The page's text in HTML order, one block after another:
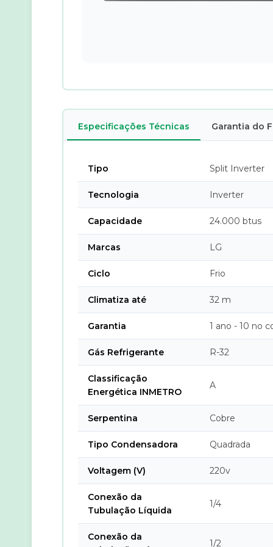
Especificações Técnicas Garantia do
Tipo Split Inverter
Tecnologia Inverter
Capacidade 24.000 btus
Marcas LG
Ciclo Frio
Climatiza até 32 m
Garantia 1 ano - 10 no
Gás Refrigerante R-32
Classificação
Energética INMETRO
A
Serpentina Cobre
Tipo Condensadora Quadrada
Voltagem (V) 220v
Conexão da
Tubulação Líquida
1/4
Conexão da
1/2